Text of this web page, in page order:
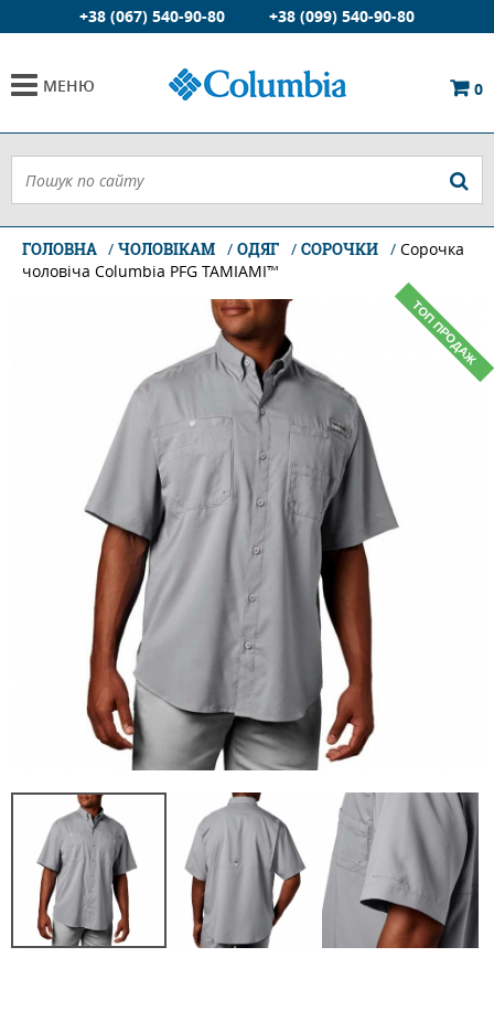
+38 (067) 540-90-80 +38 (099) 540-90-80
МЕНЮ 0
ГОЛОВНА ЧОЛОВІКАМ ОДЯГ СОРОЧКИ
Сорочка
чоловіча Columbia PFG TAMIAMI™
ТОП ПРОДАЖ